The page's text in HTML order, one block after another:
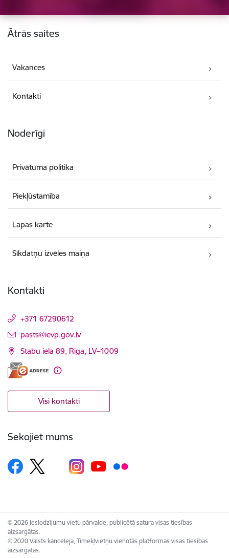
Kājene
Ātrās saites
Vakances
Kontakti
Noderīgi
Privātuma politika
Piekļūstamība
Lapas karte
Sīkdatņu izvēles maiņa
Kontakti
+371 67290612
E-pasts:
pasts@ievp.gov.lv
Stabu iela 89, Rīga, LV–1009
Visi kontakti
Sekojiet mums
© 2026 Ieslodzījumu vietu pārvalde, publicētā satura visas tiesības
aizsargātas.
© 2020 Valsts kanceleja, Tīmekļvietņu vienotās platformas visas tiesības
aizsargātas.